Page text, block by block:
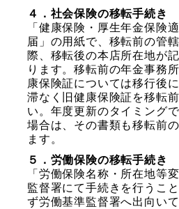
４．社会保険の移転手続き
「健康保険・厚生年金保険
届」の用紙で、移転前の管
際、移転後の本店所在地が
ります。移転前の年金事務
康保険証については移行後
滞なく旧健康保険証を移転
い。年度更新のタイミング
場合は、その書類も移転前
ます。
５．労働保険の移転手続き
「労働保険名称・所在地等
監督署にて手続きを行うこ
ず労働基準監督署へ出向い